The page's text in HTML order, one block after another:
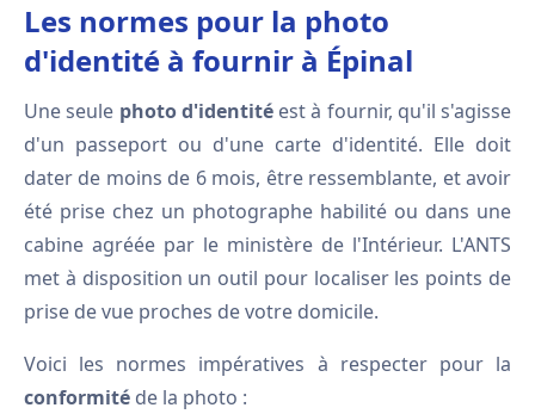
Les normes pour la photo
d'identité à fournir à Épinal
Une seule photo d'identitéest à fournir, qu'il s'agisse
d'un passeport ou d'une carte d'identité. Elle doit
dater de moins de 6 mois, être ressemblante, et avoir
été prise chez un photographe habilité ou dans une
cabine agréée par le ministère de l'Intérieur. L'ANTS
met à disposition un outil pour localiser les points de
prise de vue proches de votre domicile.
Voici les normes impératives à respecter pour la
conformité de la photo :